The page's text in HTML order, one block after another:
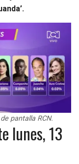
pantalla RCN.
lunes, 13